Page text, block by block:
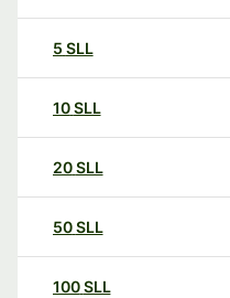
5 SLL
10SLL
20SLL
50SLL
100SLL